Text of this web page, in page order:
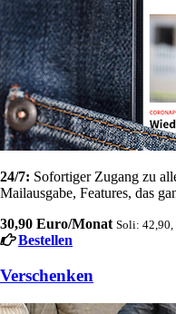
24/7: Sofortiger Zugang zu
Mailausgabe, Features, das
30,90 Euro/Monat Soli: 42,90,
Bestellen
Verschenken